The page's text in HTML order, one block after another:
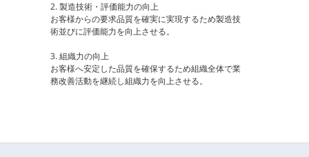
2. 製造技術・評価能力の向上
お客様からの要求品質を確実に実現するため製造技
術並びに評価能力を向上させる。
3. 組織力の向上
お客様へ安定した品質を確保するため組織全体で業
務改善活動を継続し組織力を向上させる。